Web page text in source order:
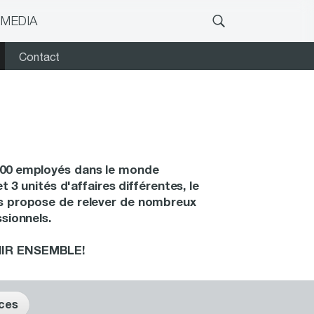
Contact
employés dans le monde
3 unités d'affaires différentes, le
propose de relever de nombreux
ENSEMBLE!